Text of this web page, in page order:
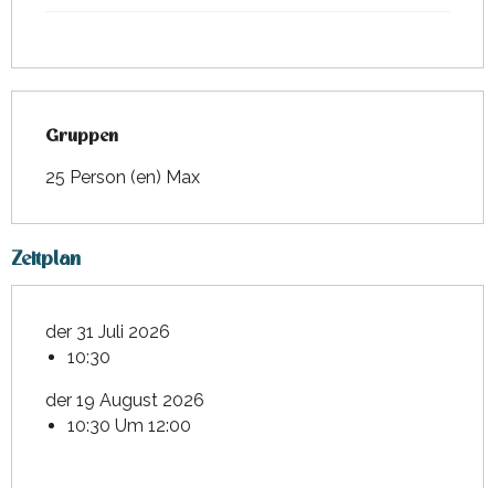
Gruppen
Gruppen
25 Person (en) Max
Zeitplan
der 31 Juli 2026
10:30
der 19 August 2026
10:30 Um 12:00